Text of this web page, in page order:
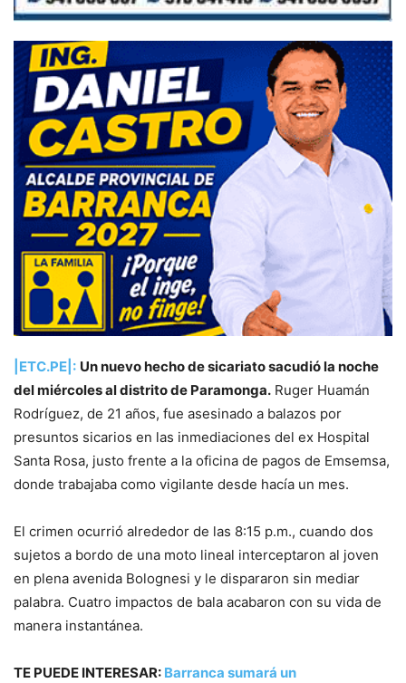
|ETC.PE|: Un nuevo hecho de sicariato sacudió la noche
del miércoles al distrito de Paramonga. Ruger Huamán
Rodríguez, de 21 años, fue asesinado a balazos por
presuntos sicarios en las inmediaciones del ex Hospital
Santa Rosa, justo frente a la oficina de pagos de Emsemsa,
donde trabajaba como vigilante desde hacía un mes.
El crimen ocurrió alrededor de las 8:15 p.m., cuando dos
sujetos a bordo de una moto lineal interceptaron al joven
en plena avenida Bolognesi y le dispararon sin mediar
palabra. Cuatro impactos de bala acabaron con su vida de
manera instantánea.
TE PUEDE INTERESAR: Barranca sumará un